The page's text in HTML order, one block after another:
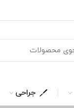
جراحی